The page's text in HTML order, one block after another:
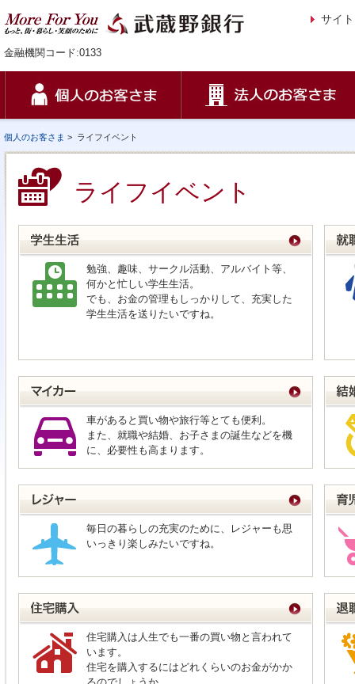
金融機関コード:0133
サイ
個人のお客さま > ライフイベント
ライフイベント
勉強、趣味、サークル活動、アルバイト等、
何かと忙しい学生生活。
でも、お金の管理もしっかりして、充実した
学生生活を送りたいですね。
車があると買い物や旅行等とても便利。
また、就職や結婚、お子さまの誕生などを機
に、必要性も高まります。
毎日の暮らしの充実のために、レジャーも思
いっきり楽しみたいですね。
住宅購入は人生でも一番の買い物と言われて
います。
住宅を購入するにはどれくらいのお金がかか